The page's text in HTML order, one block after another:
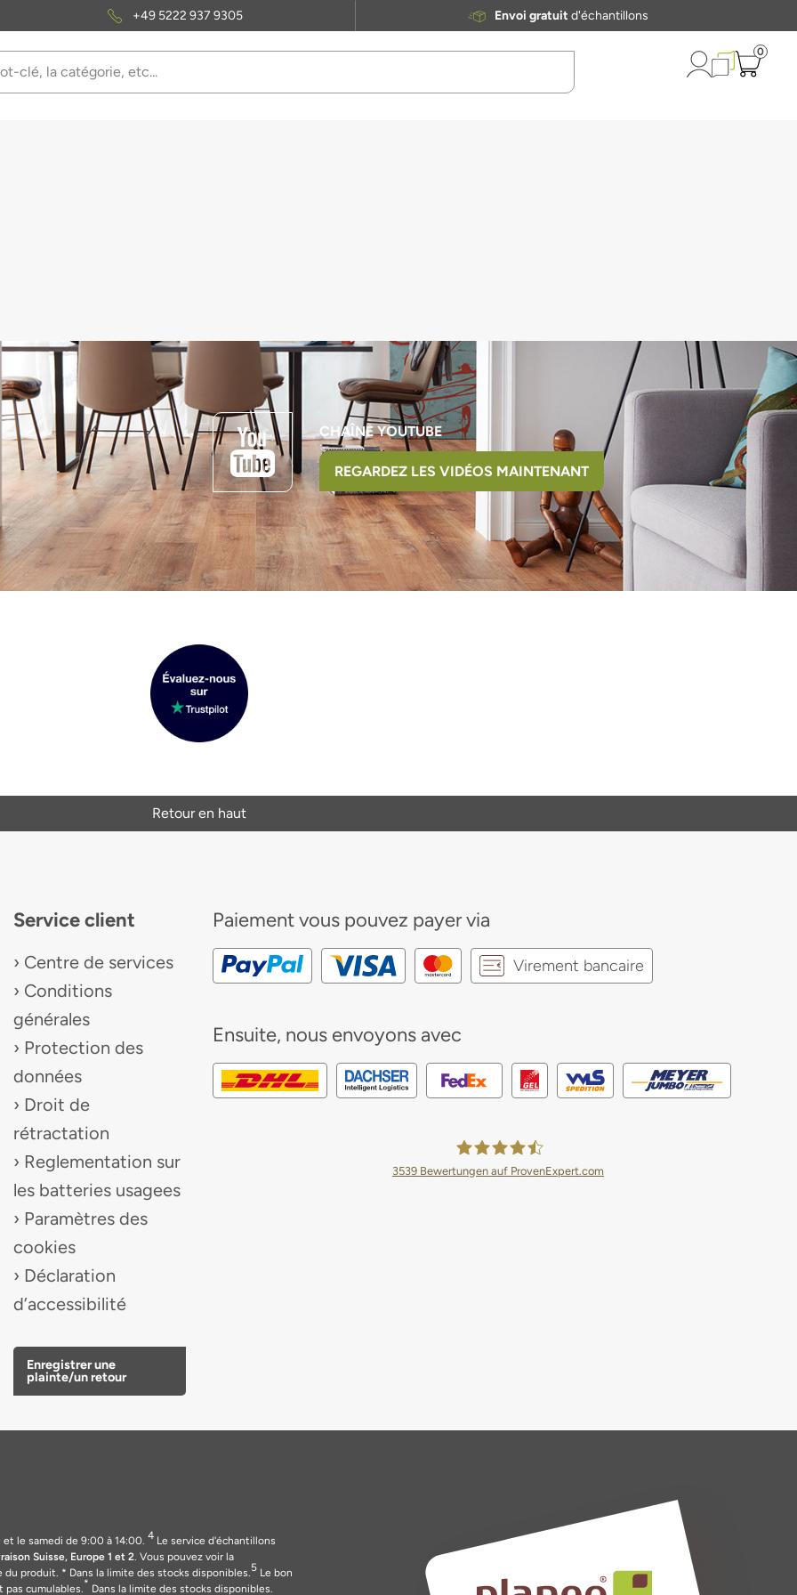
+49 5222 937 9305 Envoi gratuitd'échantillons
0
CHAÎNE YOUTUBE
REGARDEZ LES VIDÉOS MAINTENANT
Retour en haut
Service client
Centre de services
Conditions
générales
Protection des
données
Droit de
rétractation
Reglementation sur
les batteries usagees
Paramètres des
cookies
Déclaration
d’accessibilité
Enregistrer une
plainte/un retour
Paiementvous pouvez payer via
Virement bancaire
Ensuite, nous envoyons avec
3539 Bewertungen auf ProvenExpert.com
le samedi de 9:00 à 14:00. 4 Le service d'échantillons
Suisse, Europe 1 et 2 . Vous pouvez voir la
du produit. * Dans la limite des stocks disponibles. 5 Le bon
pas cumulables. * Dans la limite des stocks disponibles.